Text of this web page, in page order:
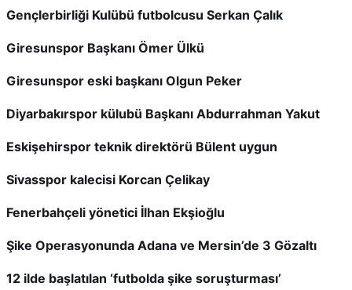
Gençlerbirliği Kulübü futbolcusu Serkan Çalık
Giresunspor Başkanı Ömer Ülkü
Giresunspor eski başkanı Olgun Peker
Diyarbakırspor külubü Başkanı Abdurrahman Yakut
Eskişehirspor teknik direktörü Bülent uygun
Sivasspor kalecisi Korcan Çelikay
Fenerbahçeli yönetici İlhan Ekşioğlu
Şike Operasyonunda Adana ve Mersin’de 3 Gözaltı
12 ilde başlatılan ‘futbolda şike soruşturması’